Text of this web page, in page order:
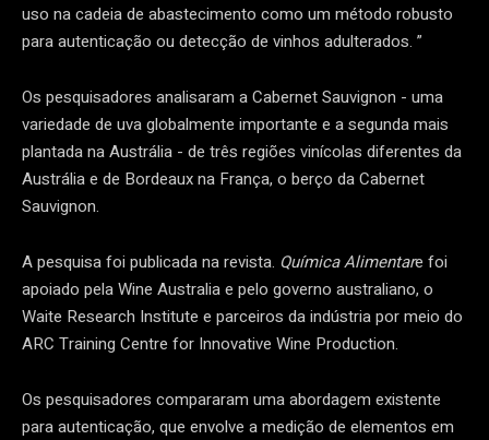
uso na cadeia de abastecimento como um método robusto
para autenticação ou detecção de vinhos adulterados. ”
Os pesquisadores analisaram a Cabernet Sauvignon - uma
variedade de uva globalmente importante e a segunda mais
plantada na Austrália - de três regiões vinícolas diferentes da
Austrália e de Bordeaux na França, o berço da Cabernet
Sauvignon.
A pesquisa foi publicada na revista. Química Alimentare foi
apoiado pela Wine Australia e pelo governo australiano, o
Waite Research Institute e parceiros da indústria por meio do
ARC Training Centre for Innovative Wine Production.
Os pesquisadores compararam uma abordagem existente
para autenticação, que envolve a medição de elementos em